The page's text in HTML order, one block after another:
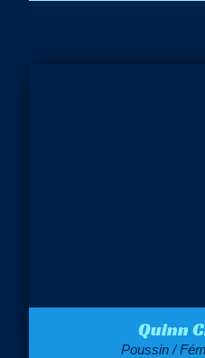
Quinn
Poussin /